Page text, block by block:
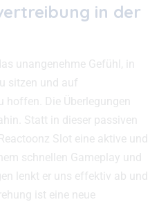
in der
unangenehme Gefühl, in
sitzen und auf
hoffen. Die Überlegungen
Statt in dieser passiven
Slot eine aktive und
schnellen Gameplay und
lenkt er uns effektiv ab und
ist eine neue